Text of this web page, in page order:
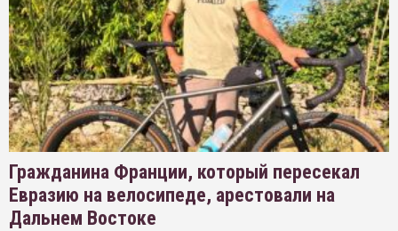
Гражданина Франции, который пересекал
Евразию на велосипеде, арестовали на
Дальнем Востоке